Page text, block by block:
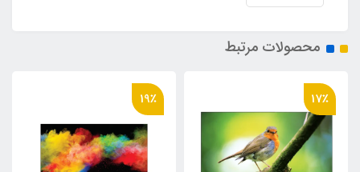
محصولات مرتبط
17٪ 19٪